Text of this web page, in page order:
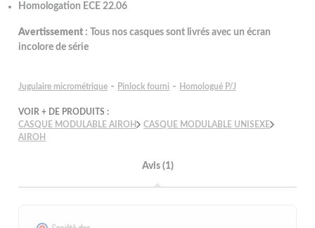
Homologation ECE 22.06
Avertissement : Tous nos casques sont livrés avec un écran
incolore de série
Jugulaire micrométrique - Pinlock fourni - Homologué P/J
VOIR + DE PRODUITS :
CASQUE MODULABLE AIROH
CASQUE MODULABLE UNISEXE
AIROH
Avis (1)